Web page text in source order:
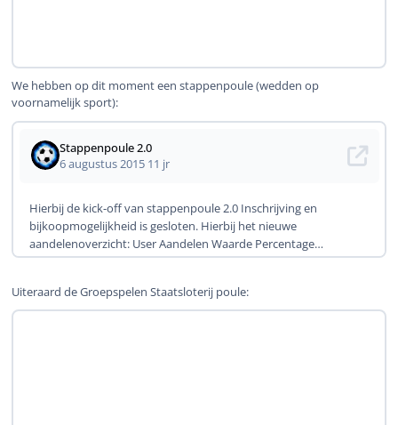
We hebben op dit moment een stappenpoule (wedden op
voornamelijk sport):
Uiteraard de Groepspelen Staatsloterij poule: